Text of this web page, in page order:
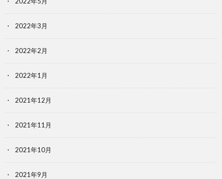
2022年3月
2022年2月
2022年1月
2021年12月
2021年11月
2021年10月
2021年9月